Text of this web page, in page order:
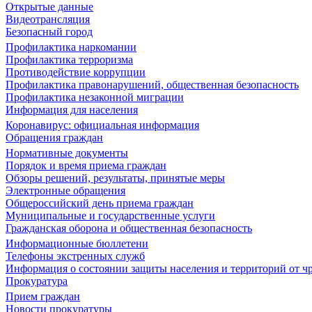
Открытые данные
Видеотрансляция
Безопасный город
Профилактика наркомании
Профилактика терроризма
Противодействие коррупции
Профилактика правонарушений, общественная безопасность
Профилактика незаконной миграции
Информация для населения
Коронавирус: официальная информация
Обращения граждан
Нормативные документы
Порядок и время приема граждан
Обзоры решений, результаты, принятые меры
Электронные обращения
Общероссийский день приема граждан
Муниципальные и государственные услуги
Гражданская оборона и общественная безопасность
Информационные бюллетени
Телефоны экстренных служб
Информация о состоянии защиты населения и территорий от
Прокуратура
Прием граждан
Новости прокуратуры